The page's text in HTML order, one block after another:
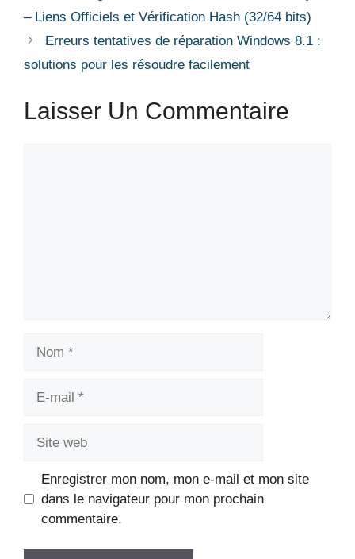
– Liens Officiels et Vérification Hash (32/64 bits)
Erreurs tentatives de réparation Windows 8.1 :
solutions pour les résoudre facilement
Laisser Un Commentaire
Enregistrer mon nom, mon e-mail et mon site
dans le navigateur pour mon prochain
commentaire.